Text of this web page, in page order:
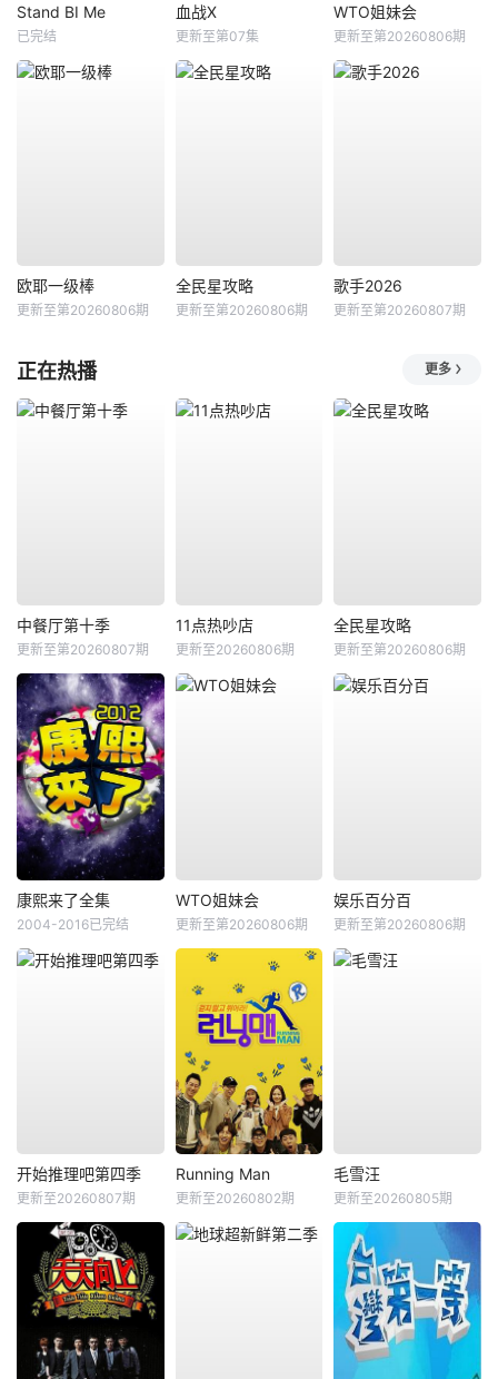
Stand BI Me
已完结
血战X
更新至第07集
WTO姐妹会
更新至第20260806期
欧耶一级棒
更新至第20260806期
全民星攻略
更新至第20260806期
歌手2026
更新至第20260807期
正在热播 更多
中餐厅第十季
更新至第20260807期
11点热吵店
更新至20260806期
全民星攻略
更新至第20260806期
康熙来了全集
2004-2016已完结
WTO姐妹会
更新至第20260806期
娱乐百分百
更新至第20260806期
开始推理吧第四季
更新至20260807期
Running Man
更新至20260802期
毛雪汪
更新至20260805期